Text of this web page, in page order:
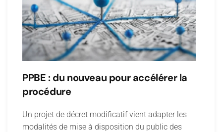
PPBE : du nouveau pour accélérer la
procédure
Un projet de décret modificatif vient adapter les
modalités de mise à disposition du public des